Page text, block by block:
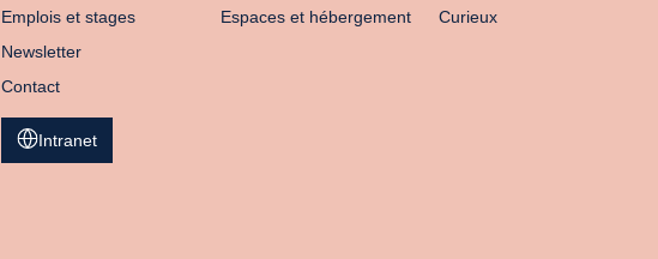
Emplois et stages
Newsletter
Contact
Espaces et hébergement
Curieux
Intranet